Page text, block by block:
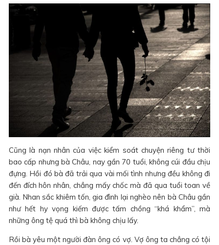
Cũng là nạn nhân của việc kiểm soát chuyện riêng tư thời
bao cấp nhưng bà Châu, nay gần 70 tuổi, không cúi đầu chịu
đựng. Hồi đó bà đã trải qua vài mối tình nhưng đều không đi
đến đích hôn nhân, chẳng mấy chốc mà đã qua tuổi toan về
già. Nhan sắc khiêm tốn, gia đình lại nghèo nên bà Châu gần
như hết hy vọng kiếm được tấm chồng “khá khẩm”, mà
những ông tệ quá thì bà không chịu lấy.
Rồi bà yêu một người đàn ông có vợ. Vợ ông ta chẳng có tội